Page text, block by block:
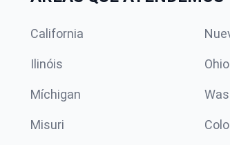
California
Ilinóis Ohio
Míchigan
Misuri